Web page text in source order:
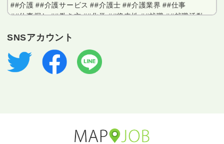
##介護 ##介護サービス ##介護士 ##介護業界 ##仕事
##仕事探し ##働き方 ##化学 ##将来性 ##就職 ##就職活動
##求人 ##求人情報
##立ち仕事 ##繊維工業
##自動車工場 ##自己分析 ##薬局
##軽作業
##電子部品 ##電子部品工場
#TOTOファインセラミックス #TOYOTA #Uターン
SNSアカウント